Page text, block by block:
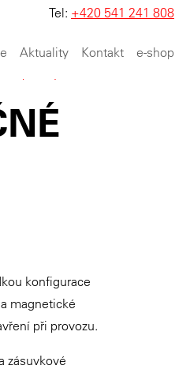
Tel: +420 541 241 808
Aktuality Kontakt
e-shop
konfigurace
magnetické
při provozu.
zásuvkové